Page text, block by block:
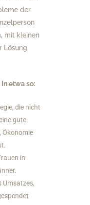
der
mit kleinen
Lösung
etwa so:
die nicht
gute
Ökonomie
in
Umsatzes,